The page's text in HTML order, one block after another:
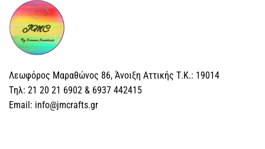
Λεωφόρος Μαραθώνος 86, Άνοιξη Αττικής Τ.Κ.: 19014
Tηλ: 21 20 21 6902 & 6937 442415
Email: info@jmcrafts.gr